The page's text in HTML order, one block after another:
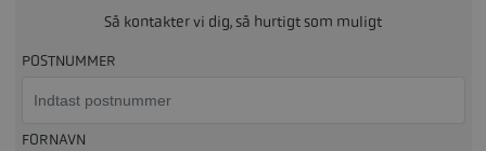
Så kontakter vi dig, så hurtigt som muligt
POSTNUMMER
FORNAVN